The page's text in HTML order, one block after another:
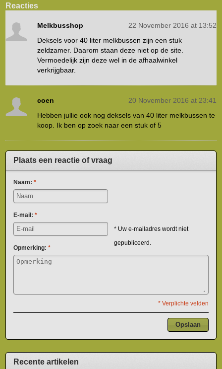
Reacties
Melkbusshop
22 November 2016 at 13:52
Deksels voor 40 liter melkbussen zijn een stuk
zeldzamer. Daarom staan deze niet op de site.
Vermoedelijk zijn deze wel in de afhaalwinkel
verkrijgbaar.
coen
20 November 2016 at 23:41
Hebben jullie ook nog deksels van 40 liter melkbussen te
koop. Ik ben op zoek naar een stuk of 5
Plaats een reactie of vraag
Naam:*
E-mail:*
* Uw e-mailadres wordt niet
gepubliceerd.
Opmerking:*
* Verplichte velden
Opslaan
Recente artikelen